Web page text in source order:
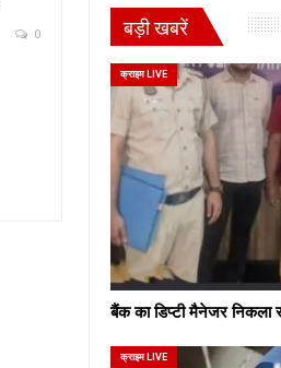
0 बड़ी खबरें
क्राइम LIVE
बैंक का डिप्टी मैनेजर निकला
क्राइम LIVE